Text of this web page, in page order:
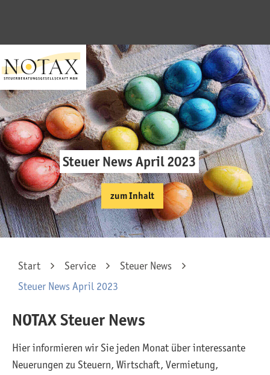
Steuer News April 2023
zum Inhalt
Start Service
Steuer News
Steuer News April 2023
NOTAX Steuer News
Hier informieren wir Sie jeden Monat über interessante
Neuerungen zu Steuern, Wirtschaft, Vermietung,